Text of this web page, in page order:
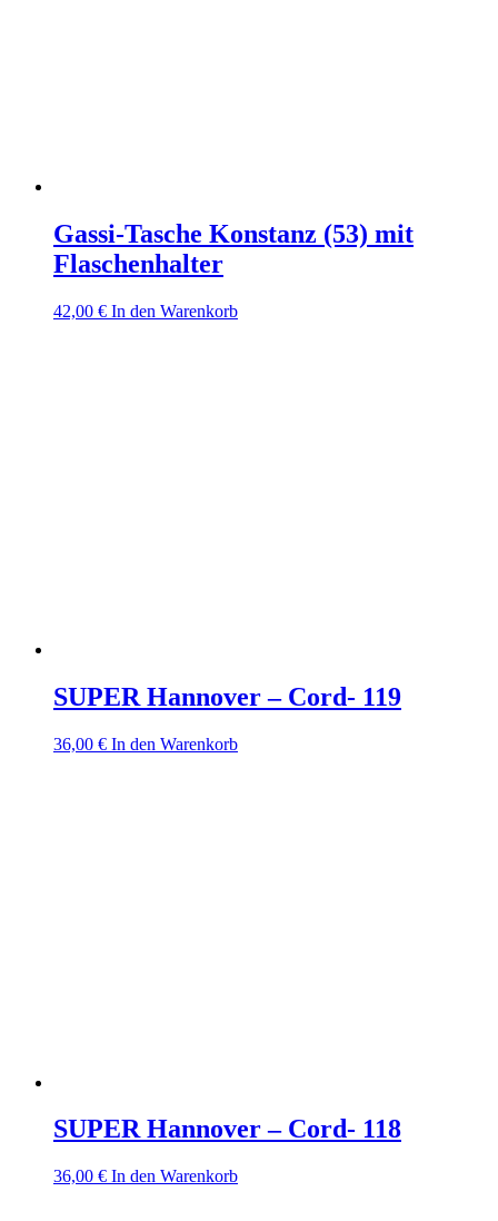
Gassi-Tasche Konstanz (53) mit
Flaschenhalter
42,00 € In den Warenkorb
SUPER Hannover – Cord- 119
36,00 € In den Warenkorb
SUPER Hannover – Cord- 118
36,00 € In den Warenkorb